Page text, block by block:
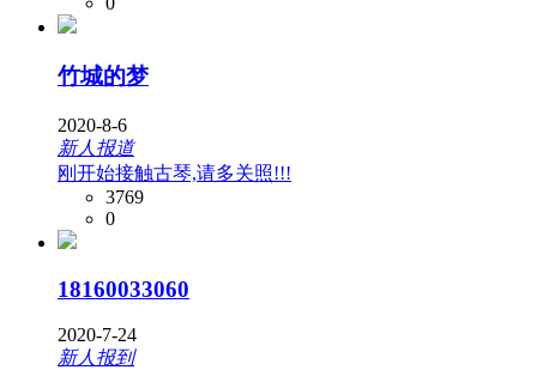
竹城的梦
2020-8-6
新人报道
刚开始接触古琴,请多关照!!!
3769
0
18160033060
2020-7-24
新人报到